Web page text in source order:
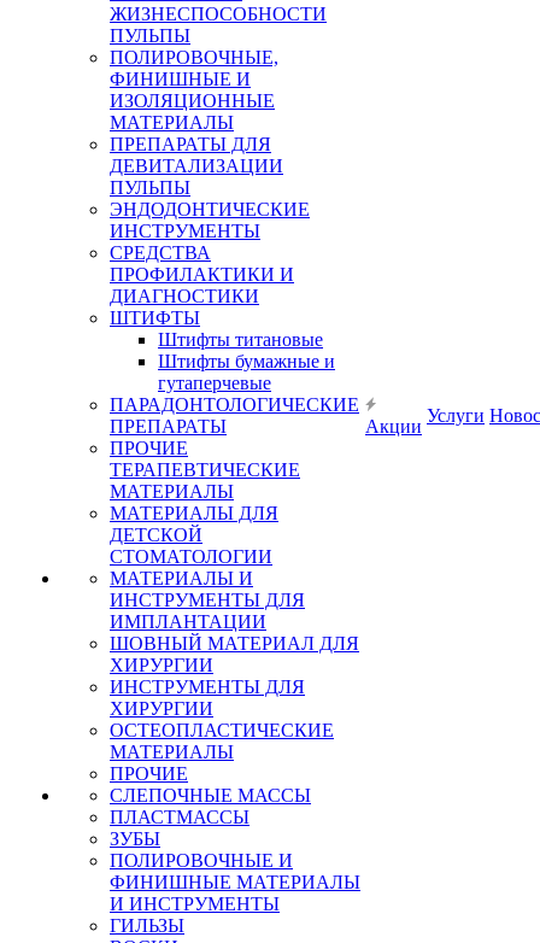
ЖИЗНЕСПОСОБНОСТИ
ПУЛЬПЫ
ПОЛИРОВОЧНЫЕ,
ФИНИШНЫЕ И
ИЗОЛЯЦИОННЫЕ
МАТЕРИАЛЫ
ПРЕПАРАТЫ ДЛЯ
ДЕВИТАЛИЗАЦИИ
ПУЛЬПЫ
ЭНДОДОНТИЧЕСКИЕ
ИНСТРУМЕНТЫ
СРЕДСТВА
ПРОФИЛАКТИКИ И
ДИАГНОСТИКИ
ШТИФТЫ
Штифты титановые
Штифты бумажные и
гутаперчевые
ПАРАДОНТОЛОГИЧЕСКИЕ
ПРЕПАРАТЫ
ПРОЧИЕ
ТЕРАПЕВТИЧЕСКИЕ
МАТЕРИАЛЫ
МАТЕРИАЛЫ ДЛЯ
ДЕТСКОЙ
СТОМАТОЛОГИИ
МАТЕРИАЛЫ И
ИНСТРУМЕНТЫ ДЛЯ
ИМПЛАНТАЦИИ
ШОВНЫЙ МАТЕРИАЛ ДЛЯ
ХИРУРГИИ
ИНСТРУМЕНТЫ ДЛЯ
ХИРУРГИИ
ОСТЕОПЛАСТИЧЕСКИЕ
МАТЕРИАЛЫ
ПРОЧИЕ
СЛЕПОЧНЫЕ МАССЫ
ПЛАСТМАССЫ
ЗУБЫ
ПОЛИРОВОЧНЫЕ И
ФИНИШНЫЕ МАТЕРИАЛЫ
И ИНСТРУМЕНТЫ
ГИЛЬЗЫ
Акции
Услуги